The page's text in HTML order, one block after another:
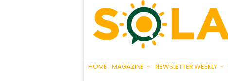
HOME MAGAZINE NEWSLETTER WEEKLY